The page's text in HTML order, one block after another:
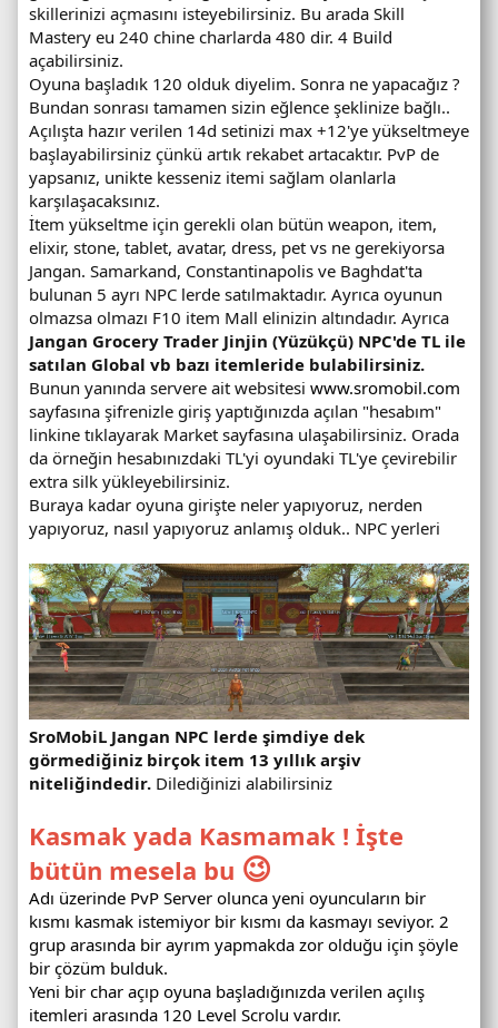
skillerinizi açmasını isteyebilirsiniz. Bu arada Skill
Mastery eu 240 chine charlarda 480 dir. 4 Build
açabilirsiniz.
Oyuna başladık 120 olduk diyelim. Sonra ne yapacağız ?
Bundan sonrası tamamen sizin eğlence şeklinize bağlı..
Açılışta hazır verilen 14d setinizi max +12'ye yükseltmeye
başlayabilirsiniz çünkü artık rekabet artacaktır. PvP de
yapsanız, unikte kesseniz itemi sağlam olanlarla
karşılaşacaksınız.
İtem yükseltme için gerekli olan bütün weapon, item,
elixir, stone, tablet, avatar, dress, pet vs ne gerekiyorsa
Jangan. Samarkand, Constantinapolis ve Baghdat'ta
bulunan 5 ayrı NPC lerde satılmaktadır. Ayrıca oyunun
olmazsa olmazı F10 item Mall elinizin altındadır. Ayrıca
Jangan Grocery Trader Jinjin (Yüzükçü) NPC'de TL ile
satılan Global vb bazı itemleride bulabilirsiniz.
Bunun yanında servere ait websitesi www.sromobil.com
sayfasına şifrenizle giriş yaptığınızda açılan "hesabım"
linkine tıklayarak Market sayfasına ulaşabilirsiniz. Orada
da örneğin hesabınızdaki TL'yi oyundaki TL'ye çevirebilir
extra silk yükleyebilirsiniz.
Buraya kadar oyuna girişte neler yapıyoruz, nerden
yapıyoruz, nasıl yapıyoruz anlamış olduk.. NPC yerleri
SroMobiL Jangan NPC lerde şimdiye dek
görmediğiniz birçok item 13 yıllık arşiv
niteliğindedir. Dilediğinizi alabilirsiniz
Kasmak yada Kasmamak ! İşte
bütün mesela bu 😉
Adı üzerinde PvP Server olunca yeni oyuncuların bir
kısmı kasmak istemiyor bir kısmı da kasmayı seviyor. 2
grup arasında bir ayrım yapmakda zor olduğu için şöyle
bir çözüm bulduk.
Yeni bir char açıp oyuna başladığınızda verilen açılış
itemleri arasında 120 Level Scrolu vardır.